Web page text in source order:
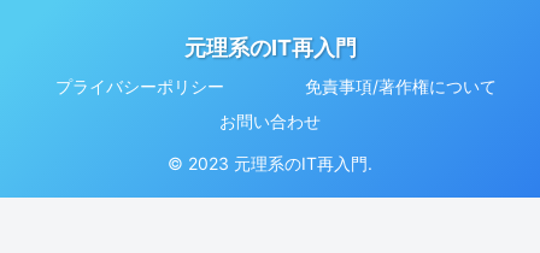
元理系のIT再入門
プライバシーポリシー
免責事項/著作権について
お問い合わせ
© 2023 元理系のIT再入門.